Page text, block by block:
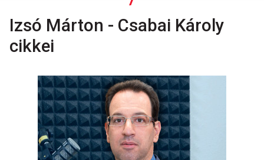
Izsó Márton - Csabai Károly
cikkei